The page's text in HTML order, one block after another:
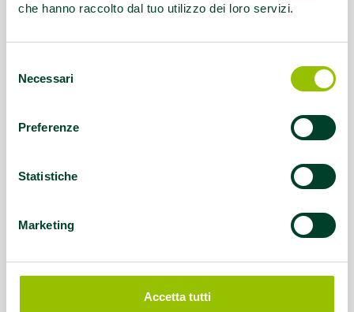
che hanno raccolto dal tuo utilizzo dei loro servizi.
delNecessari
Preferenze
Statistiche
Marketing
Accetta tutti
promuovono la salute